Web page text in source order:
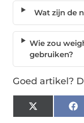
Wat zijn de
Wie zou
gebruiken?
Goed artikel?
X
(Twitter)